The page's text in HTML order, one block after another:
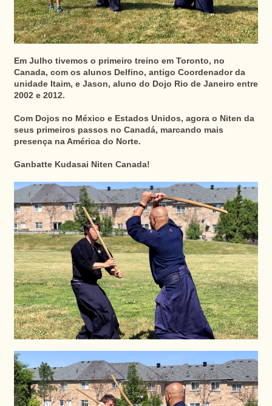
Em Julho tivemos o primeiro treino em Toronto, no
Canada, com os alunos Delfino, antigo Coordenador da
unidade Itaim, e Jason, aluno do Dojo Rio de Janeiro entre
2002 e 2012.
Com Dojos no México e Estados Unidos, agora o Niten da
seus primeiros passos no Canadá, marcando mais
presença na América do Norte.
Ganbatte Kudasai Niten Canada!